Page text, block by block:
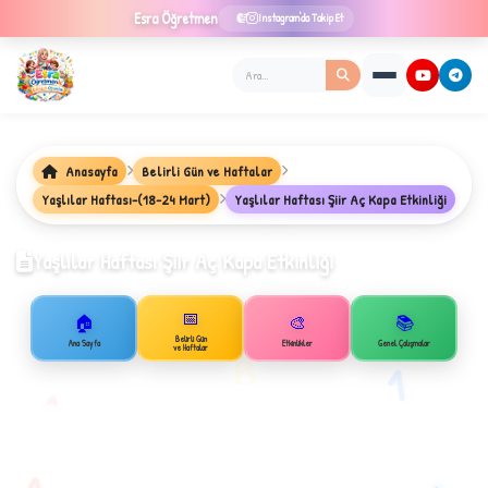
Esra Öğretmen Instagram'da Takip Et
B
✦
★
Anasayfa
Belirli Gün ve Haftalar
Yaşlılar Haftası-(18-24 Mart)
Yaşlılar Haftası Şiir Aç Kapa Etkinliği
Yaşlılar Haftası Şiir Aç Kapa Etkinliği
🏠
Ana Sayfa
📅
Belirli Gün
ve Haftalar
🎨
Etkinlikler
📚
Genel Çalışmalar
1